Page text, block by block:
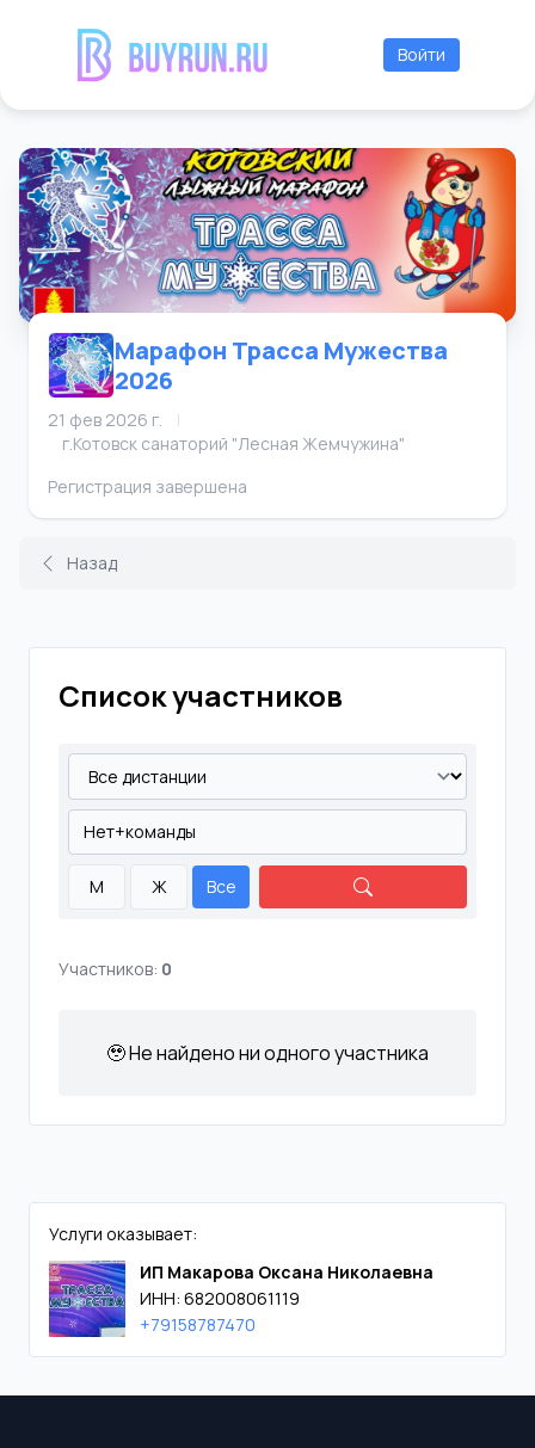
Войти
Марафон Трасса Мужества
2026
21 фев 2026 г.
|
г.Котовск санаторий "Лесная Жемчужина"
Регистрация завершена
Назад
Список участников
М Ж Все
Участников: 0
🥹 Не найдено ни одного участника
Услуги оказывает:
ИП Макарова Оксана Николаевна
ИНН: 682008061119
+79158787470